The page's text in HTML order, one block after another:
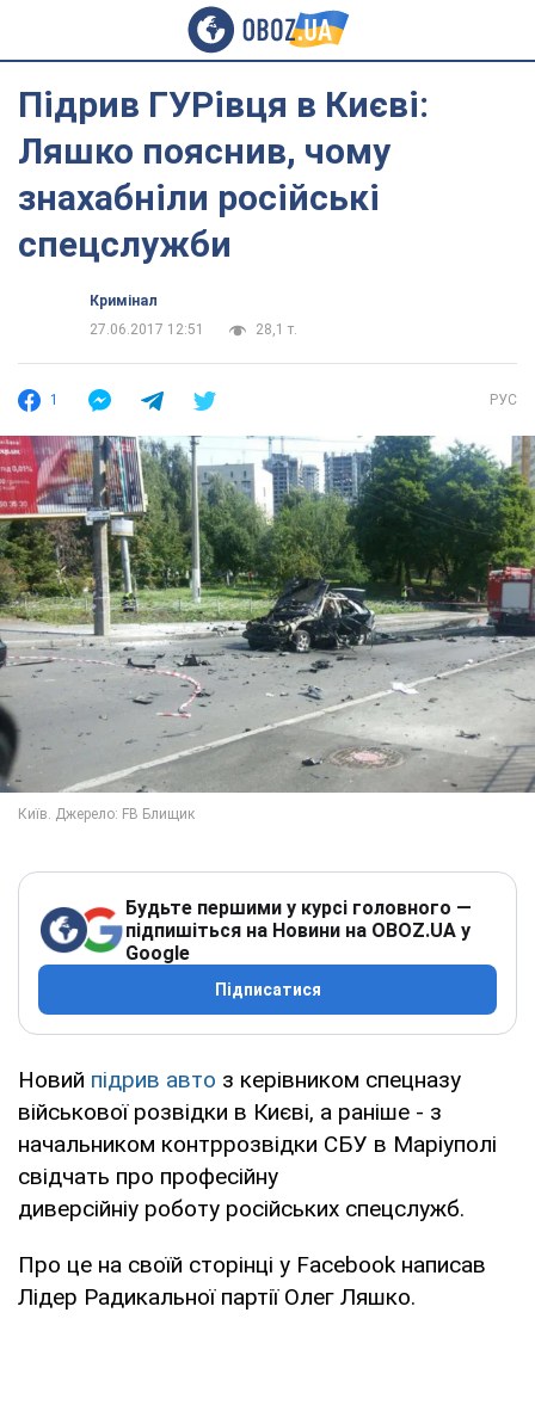
Підрив ГУРівця в Києві:
Ляшко пояснив, чому
знахабніли російські
спецслужби
Кримінал
27.06.2017 12:51
28,1 т.
1 РУС
Будьте першими у курсі головного —
підпишіться на Новини на OBOZ.UA у
Google
Підписатися
Новий підрив авто з керівником спецназу
військової розвідки в Києві, а раніше - з
начальником контррозвідки СБУ в Маріуполі
свідчать про професійну
диверсійніу роботу російських спецслужб.
Про це на своїй сторінці у Facebook написав
Лідер Радикальної партії Олег Ляшко.